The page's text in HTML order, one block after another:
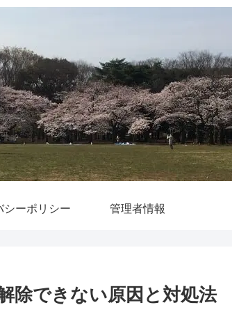
シーポリシー 管理者情報
除できない原因と対処法